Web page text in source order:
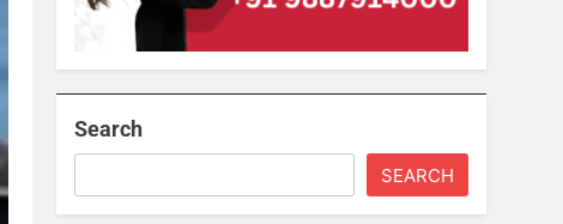
Search
SEARCH